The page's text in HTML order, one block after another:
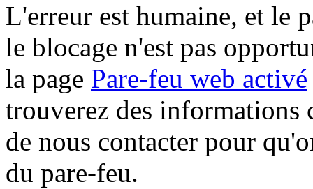
L'erreur est humaine, et le
le blocage n'est pas
la page Pare-feu web activé
trouverez des informations
de nous contacter pour
du pare-feu.